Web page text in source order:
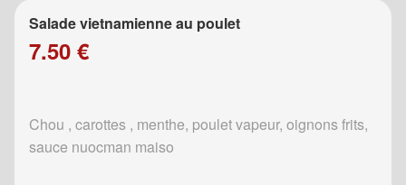
Salade vietnamienne au poulet
7.50 €
Chou , carottes , menthe, poulet vapeur, oignons frits,
sauce nuocman maiso